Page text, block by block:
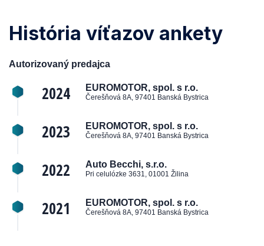
História víťazov ankety
Autorizovaný predajca
2024 EUROMOTOR, spol. s r.o.
Čerešňová 8A, 97401 Banská Bystrica
2023 EUROMOTOR, spol. s r.o.
Čerešňová 8A, 97401 Banská Bystrica
2022 Auto Becchi, s.r.o.
Pri celulózke 3631, 01001 Žilina
2021 EUROMOTOR, spol. s r.o.
Čerešňová 8A, 97401 Banská Bystrica